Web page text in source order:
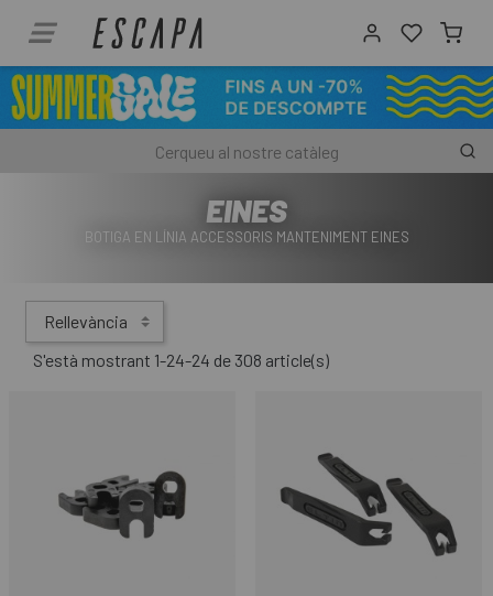
EINES
BOTIGA EN LÍNIA ACCESSORIS MANTENIMENT EINES
Rellevància
S'està mostrant 1-24-24 de 308 article(s)